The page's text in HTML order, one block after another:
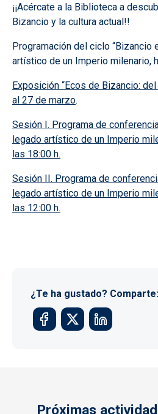
¡¡Acércate a la Biblioteca a
Bizancio y la cultura actual!!
Programación del ciclo “Bizancio
artístico de un Imperio milenario,
Exposición “Ecos de Bizancio:
al 27 de marzo.
Sesión I. Programa de
legado artístico de un Imperio
las 18:00 h.
Sesión II. Programa de
legado artístico de un Imperio
las 12:00 h.
¿Te ha gustado? Comparte:
Próximas